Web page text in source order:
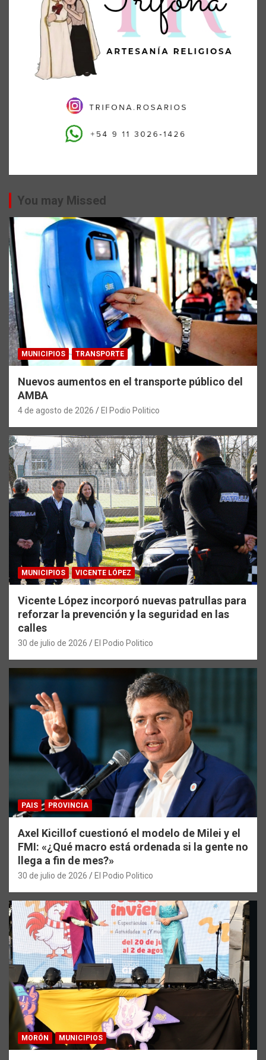
You may Missed
MUNICIPIOS TRANSPORTE
Nuevos aumentos en el transporte público del
AMBA
4 de agosto de 2026 El Podio Politico
MUNICIPIOS VICENTE LÓPEZ
Vicente López incorporó nuevas patrullas para
reforzar la prevención y la seguridad en las
calles
30 de julio de 2026 El Podio Politico
PAIS PROVINCIA
Axel Kicillof cuestionó el modelo de Milei y el
FMI: «¿Qué macro está ordenada si la gente no
llega a fin de mes?»
30 de julio de 2026 El Podio Politico
MORÓN MUNICIPIOS